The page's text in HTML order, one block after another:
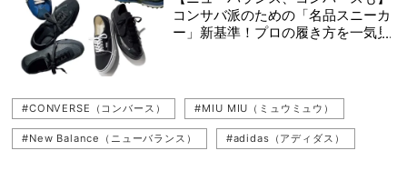
コンサバ派のための「名品スニーカ
ー」新基準！プロの履き方を一気見
#CONVERSE（コンバース） #MIU MIU（ミュウミュウ）
#New Balance（ニューバランス） #adidas（アディダス）